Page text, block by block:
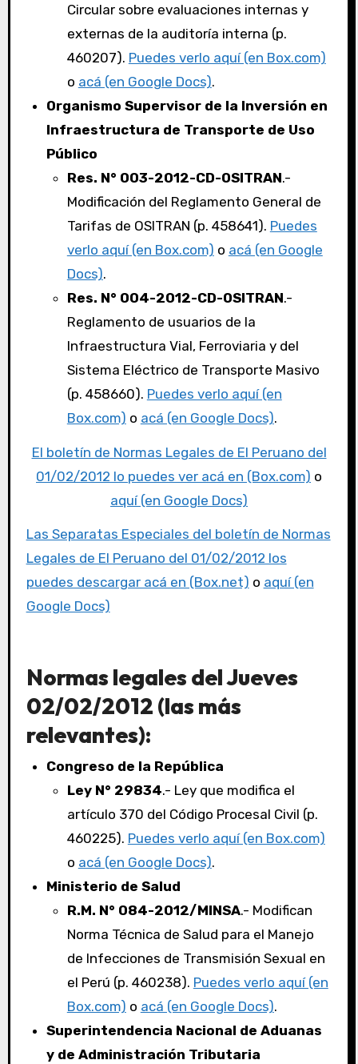
Circular sobre evaluaciones internas y
externas de la auditoría interna (p.
460207). Puedes verlo aquí (en Box.com)
o acá (en Google Docs).
Organismo Supervisor de la Inversión en
Infraestructura de Transporte de Uso
Público
Res. N° 003-2012-CD-OSITRAN.-
Modificación del Reglamento General de
Tarifas de OSITRAN (p. 458641). Puedes
verlo aquí (en Box.com) o acá (en Google
Docs).
Res. N° 004-2012-CD-OSITRAN.-
Reglamento de usuarios de la
Infraestructura Vial, Ferroviaria y del
Sistema Eléctrico de Transporte Masivo
(p. 458660). Puedes verlo aquí (en
Box.com) o acá (en Google Docs).
El boletín de Normas Legales de El Peruano del
01/02/2012 lo puedes ver acá en (Box.com) o
aquí (en Google Docs)
Las Separatas Especiales del boletín de Normas
Legales de El Peruano del 01/02/2012 los
puedes descargar acá en (Box.net) o aquí (en
Google Docs)
Normas legales del Jueves
02/02/2012 (las más
relevantes):
Congreso de la República
Ley N° 29834.- Ley que modifica el
artículo 370 del Código Procesal Civil (p.
460225). Puedes verlo aquí (en Box.com)
o acá (en Google Docs).
Ministerio de Salud
R.M. N° 084-2012/MINSA.- Modifican
Norma Técnica de Salud para el Manejo
de Infecciones de Transmisión Sexual en
el Perú (p. 460238). Puedes verlo aquí (en
Box.com) o acá (en Google Docs).
Superintendencia Nacional de Aduanas
y de Administración Tributaria